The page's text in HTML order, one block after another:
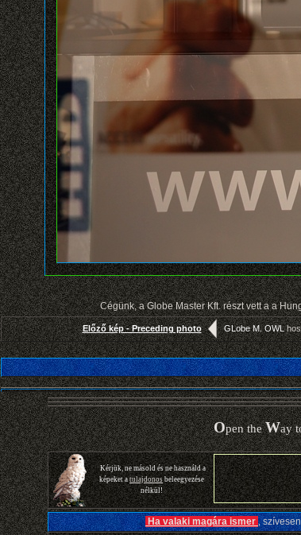
Cégünk, a Globe Master Kft. részt vett a a
Előző kép - Preceding photo GLobe M. OWL